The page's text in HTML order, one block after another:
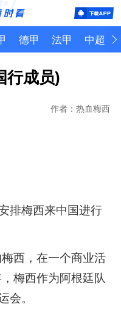
德甲 法甲 中超
行成员)
作者：热血梅西
排梅西来中国进行
西，在一个商业活
梅西作为阿根廷队
会。